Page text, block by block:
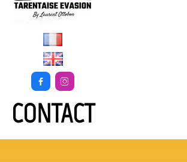
 
CONTACT